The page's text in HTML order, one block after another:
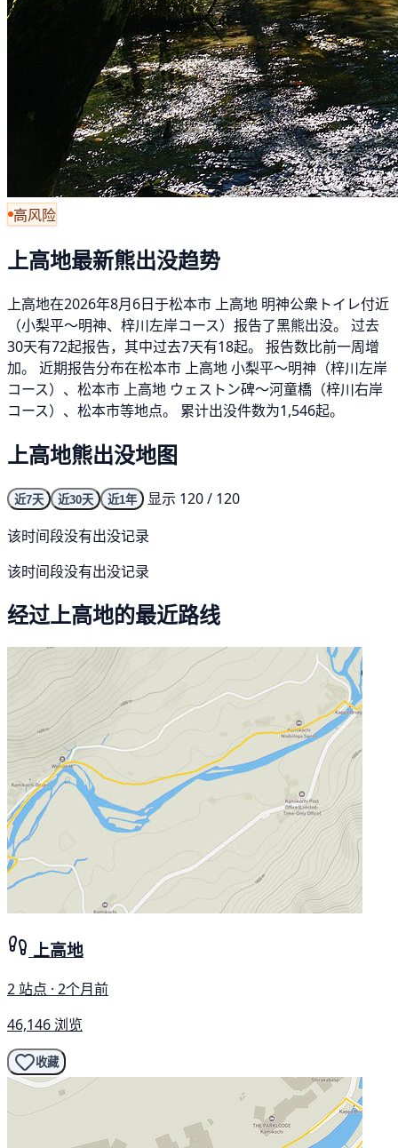
高风险
上高地最新熊出没趋势
上高地在2026年8月6日于松本市 上高地 明神公衆トイレ付近
（小梨平～明神、梓川左岸コース）报告了黑熊出没。 过去
30天有72起报告，其中过去7天有18起。 报告数比前一周增
加。 近期报告分布在松本市 上高地 小梨平～明神（梓川左岸
コース）、松本市 上高地 ウェストン碑～河童橋（梓川右岸
コース）、松本市等地点。 累计出没件数为1,546起。
上高地熊出没地图
近7天 近30天 近1年
显示 120 / 120
该时间段没有出没记录
该时间段没有出没记录
经过上高地的最近路线
上高地
2 站点 · 2个月前
46,146 浏览
收藏